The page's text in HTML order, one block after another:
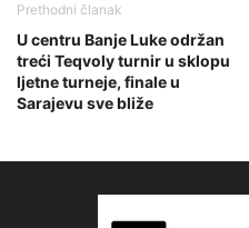
Prethodni članak
U centru Banje Luke održan
treći Teqvoly turnir u sklopu
ljetne turneje, finale u
Sarajevu sve bliže